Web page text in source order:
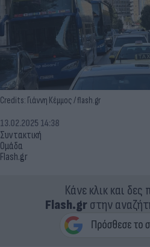
Credits: Γιάννη Κέμμος / flash.gr
Συντακτική
Ομάδα
Flash.gr
13.02.2025 14:38
Κάνε κλικ και δες
Flash.grστην